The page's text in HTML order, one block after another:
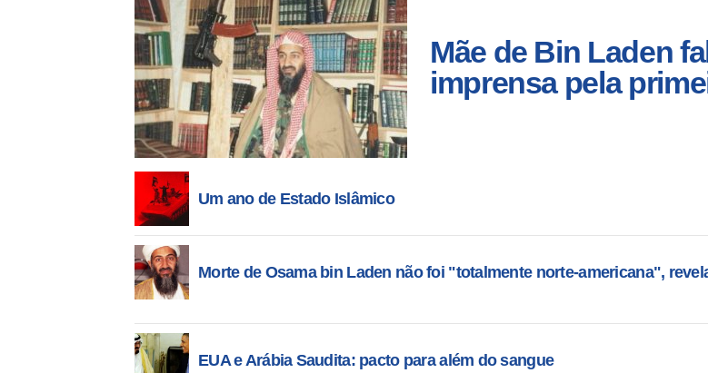
Mãe de Bin Laden
imprensa pela
Um ano de Estado Islâmico
Morte de Osama bin Laden não foi "totalmente norte-americana",
EUA e Arábia Saudita: pacto para além do sangue